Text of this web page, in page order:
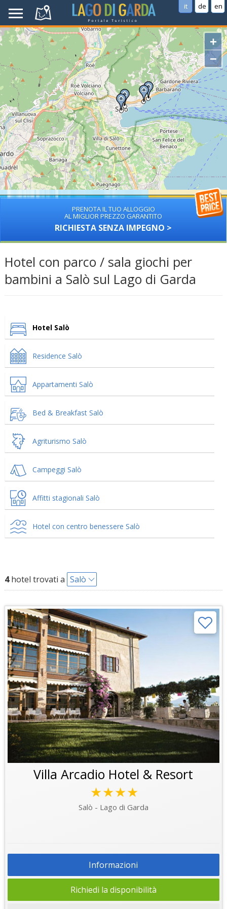
it de en
+
−
PRENOTA IL TUO ALLOGGIO
AL MIGLIOR PREZZO GARANTITO
RICHIESTA SENZA IMPEGNO >
Hotel con parco / sala giochi per
bambini a Salò sul Lago di Garda
Hotel Salò
Residence Salò
Appartamenti Salò
Bed & Breakfast Salò
Agriturismo Salò
Campeggi Salò
Affitti stagionali Salò
Hotel con centro benessere Salò
4hotel trovati a Salò
Villa Arcadio Hotel & Resort
★★★★
Salò - Lago di Garda
Informazioni
Richiedi la disponibilità